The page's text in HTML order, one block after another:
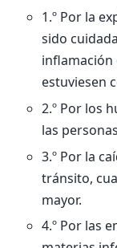
1.º Por la
sido
inflamación
estuviesen
2.º Por los
las
3.º Por la
tránsito,
mayor.
4.º Por las